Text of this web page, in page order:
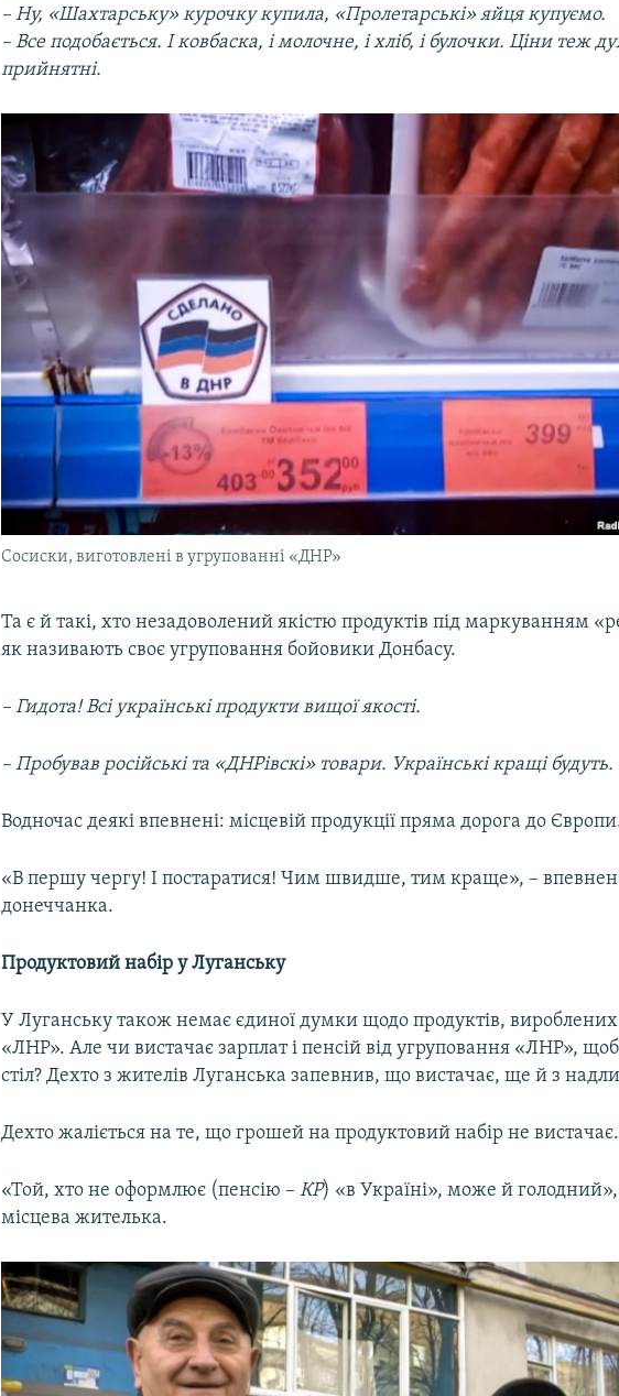
– Ну, «Шахтарську» курочку купила, «Пролетарські» яйця купуємо.
– Все подобається. І ковбаска, і молочне, і хліб, і булочки. Ціни теж
прийнятні.
Сосиски, виготовлені в угрупованні «ДНР»
Та є й такі, хто незадоволений якістю продуктів під маркуванням
як називають своє угруповання бойовики Донбасу.
– Гидота! Всі українські продукти вищої якості.
– Пробував російські та «ДНРівскі» товари. Українські кращі будуть.
Водночас деякі впевнені: місцевій продукції пряма дорога до
«В першу чергу! І постаратися! Чим швидше, тим краще», –
донеччанка.
Продуктовий набір у Луганську
У Луганську також немає єдиної думки щодо продуктів,
«ЛНР». Але чи вистачає зарплат і пенсій від угруповання «ЛНР»,
стіл? Дехто з жителів Луганська запевнив, що вистачає, ще й з
Дехто жаліється на те, що грошей на продуктовий набір не вистачає.
«Той, хто не оформлює (пенсію –КР) «в Україні», може й
місцева жителька.